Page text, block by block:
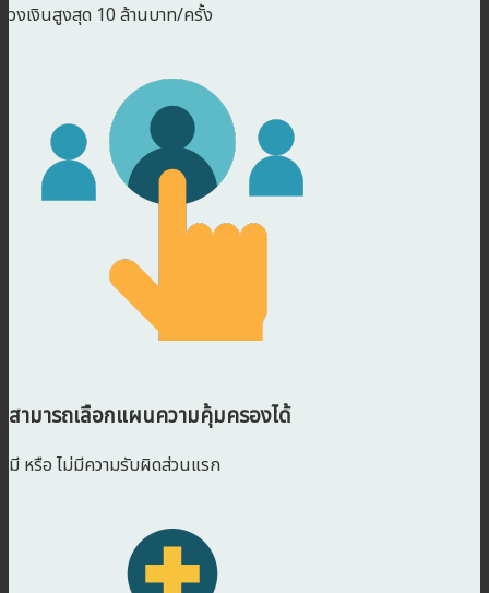
วงเงินสูงสุด 10 ล้านบาท/ครั้ง
สามารถเลือกแผนความคุ้มครองได้
มี หรือ ไม่มีความรับผิดส่วนแรก